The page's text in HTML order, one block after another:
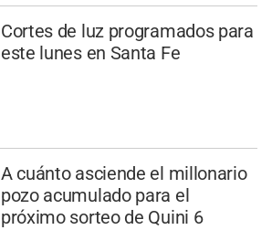
Cortes de luz programados para
este lunes en Santa Fe
A cuánto asciende el millonario
pozo acumulado para el
próximo sorteo de Quini 6